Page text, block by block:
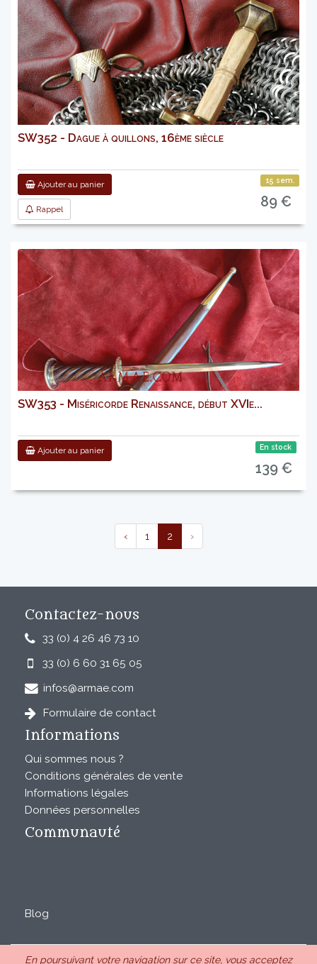
SW352 - Dague à quillons, 16ème siècle
Ajouter au panier
Rappel
15 sem.
89 €
SW353 - Miséricorde Renaissance, début XVIe...
Ajouter au panier En stock
139 €
‹ 1 2 ›
Contactez-nous
33 (0) 4 26 46 73 10
33 (0) 6 60 31 65 05
infos@armae.com
Formulaire de contact
Informations
Qui sommes nous ?
Conditions générales de vente
Informations légales
Données personnelles
Communauté
Blog
ARMAE est une SAS au capital de 28850€ inscrite au RCS
En poursuivant votre navigation sur ce site, vous acceptez